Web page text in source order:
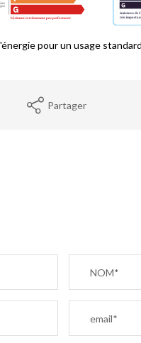
pour un usage
Partager
NOM*
email*